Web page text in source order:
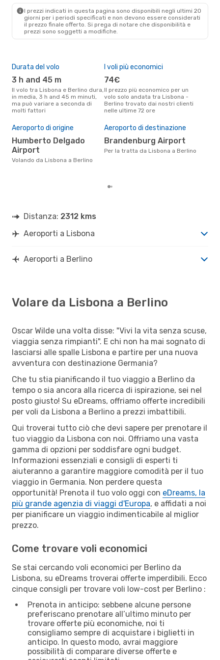
BER- LIS
I prezzi indicati in questa pagina sono disponibili negli ultimi 20
giorni per i periodi specificati e non devono essere considerati
il ​​prezzo finale offerto. Si prega di notare che disponibilità e
prezzi sono soggetti a modifiche.
Durata del volo
3 h and 45 m
Il volo tra Lisbona e Berlino dura,
in media, 3 h and 45 m minuti,
ma può variare a seconda di
molti fattori
I voli più economici
74€
Il prezzo più economico per un
volo solo andata tra Lisbona -
Berlino trovato dai nostri clienti
nelle ultime 72 ore
Aeroporto di origine
Humberto Delgado
Airport
Volando da Lisbona a Berlino
Aeroporto di destinazione
Brandenburg Airport
Per la tratta da Lisbona a Berlino
Distanza: 2312 kms
Aeroporti a Lisbona
Aeroporti a Berlino
Volare da Lisbona a Berlino
Oscar Wilde una volta disse: "Vivi la vita senza scuse,
viaggia senza rimpianti". E chi non ha mai sognato di
lasciarsi alle spalle Lisbona e partire per una nuova
avventura con destinazione Germania?
Che tu stia pianificando il tuo viaggio a Berlino da
tempo o sia ancora alla ricerca di ispirazione, sei nel
posto giusto! Su eDreams, offriamo offerte incredibili
per voli da Lisbona a Berlino a prezzi imbattibili.
Qui troverai tutto ciò che devi sapere per prenotare il
tuo viaggio da Lisbona con noi. Offriamo una vasta
gamma di opzioni per soddisfare ogni budget.
Informazioni essenziali e consigli di esperti ti
aiuteranno a garantire maggiore comodità per il tuo
viaggio in Germania. Non perdere questa
opportunità! Prenota il tuo volo oggi con eDreams, la
più grande agenzia di viaggi d'Europa, e affidati a noi
per pianificare un viaggio indimenticabile al miglior
prezzo.
Come trovare voli economici
Se stai cercando voli economici per Berlino da
Lisbona, su eDreams troverai offerte imperdibili. Ecco
cinque consigli per trovare voli low-cost per Berlino :
Prenota in anticipo: sebbene alcune persone
preferiscano prenotare all’ultimo minuto per
trovare offerte più economiche, noi ti
consigliamo sempre di acquistare i biglietti in
anticipo. In questo modo, avrai maggiore
possibilità di comparare diverse offerte e